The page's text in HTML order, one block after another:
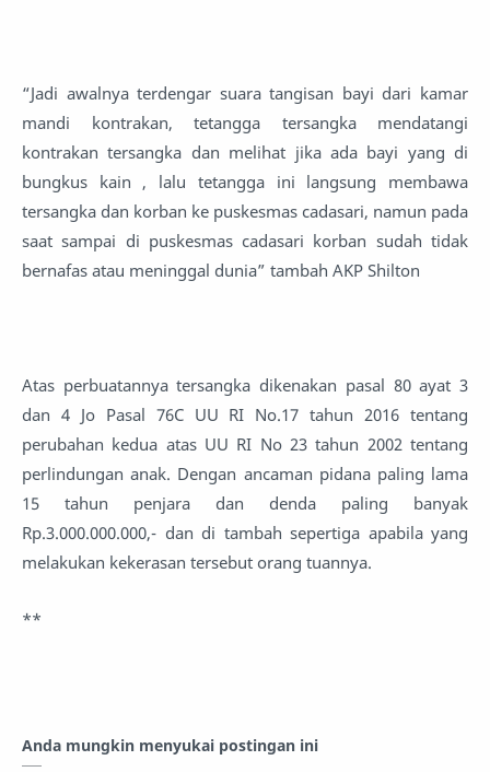
“Jadi awalnya terdengar suara tangisan bayi dari kamar
mandi kontrakan, tetangga tersangka mendatangi
kontrakan tersangka dan melihat jika ada bayi yang di
bungkus kain , lalu tetangga ini langsung membawa
tersangka dan korban ke puskesmas cadasari, namun pada
saat sampai di puskesmas cadasari korban sudah tidak
bernafas atau meninggal dunia” tambah AKP Shilton
Atas perbuatannya tersangka dikenakan pasal 80 ayat 3
dan 4 Jo Pasal 76C UU RI No.17 tahun 2016 tentang
perubahan kedua atas UU RI No 23 tahun 2002 tentang
perlindungan anak. Dengan ancaman pidana paling lama
15 tahun penjara dan denda paling banyak
Rp.3.000.000.000,- dan di tambah sepertiga apabila yang
melakukan kekerasan tersebut orang tuannya.
**
Anda mungkin menyukai postingan ini